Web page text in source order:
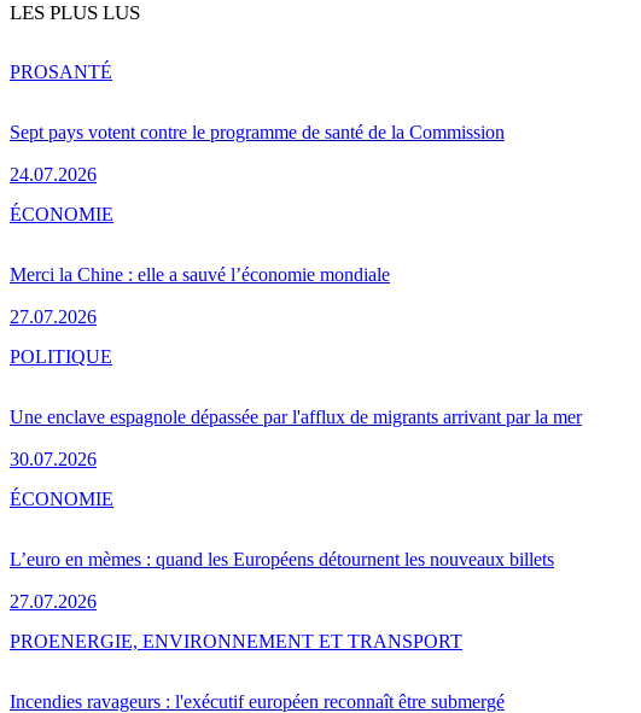
LES PLUS LUS
Sept pays votent contre le programme de santé de la Commission
24.07.2026
PROSANTÉ
Merci la Chine : elle a sauvé l’économie mondiale
27.07.2026
ÉCONOMIE
Une enclave espagnole dépassée par l'afflux de migrants arrivant par la mer
30.07.2026
POLITIQUE
L’euro en mèmes : quand les Européens détournent les nouveaux billets
27.07.2026
ÉCONOMIE
Incendies ravageurs : l'exécutif européen reconnaît être submergé
PROENERGIE, ENVIRONNEMENT ET TRANSPORT